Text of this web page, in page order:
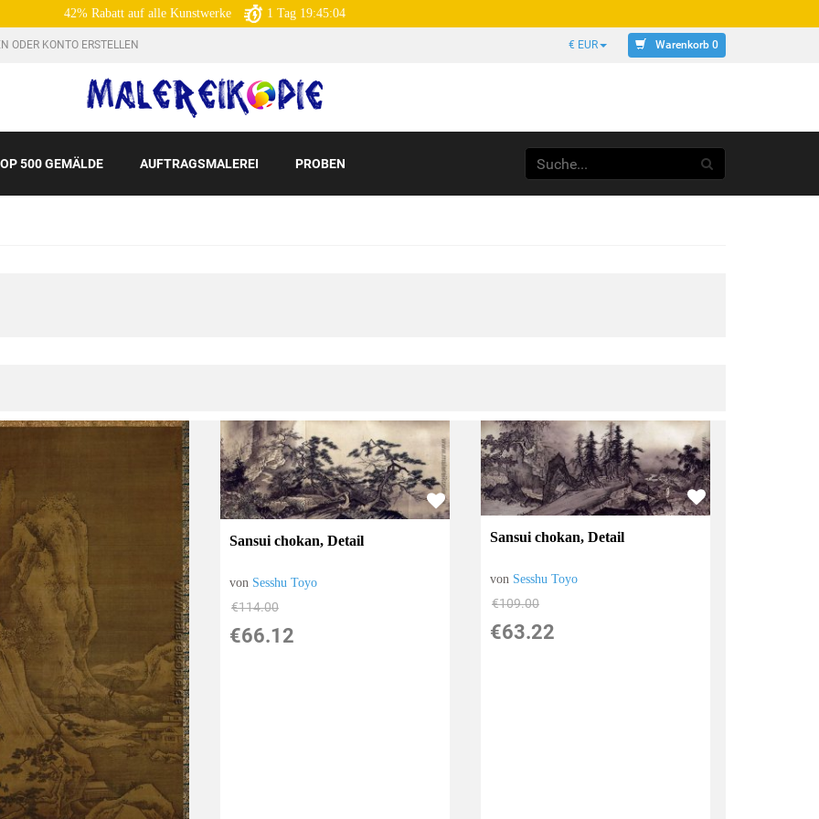
42% Rabatt auf alle Kunstwerke 1 Tag 19:45:03
ODER KONTO ERSTELLEN € EUR Warenkorb 0
500 GEMÄLDE AUFTRAGSMALEREI PROBEN
Sansui chokan, Detail
von Sesshu Toyo
€114.00
€66.12
Sansui chokan, Detail
von Sesshu Toyo
€109.00
€63.22